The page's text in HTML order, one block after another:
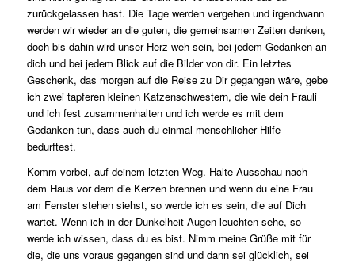
zurückgelassen hast. Die Tage werden vergehen und irgendwann
werden wir wieder an die guten, die gemeinsamen Zeiten denken,
doch bis dahin wird unser Herz weh sein, bei jedem Gedanken an
dich und bei jedem Blick auf die Bilder von dir. Ein letztes
Geschenk, das morgen auf die Reise zu Dir gegangen wäre, gebe
ich zwei tapferen kleinen Katzenschwestern, die wie dein Frauli
und ich fest zusammenhalten und ich werde es mit dem
Gedanken tun, dass auch du einmal menschlicher Hilfe
bedurftest.
Komm vorbei, auf deinem letzten Weg. Halte Ausschau nach
dem Haus vor dem die Kerzen brennen und wenn du eine Frau
am Fenster stehen siehst, so werde ich es sein, die auf Dich
wartet. Wenn ich in der Dunkelheit Augen leuchten sehe, so
werde ich wissen, dass du es bist. Nimm meine Grüße mit für
die, die uns voraus gegangen sind und dann sei glücklich, sei